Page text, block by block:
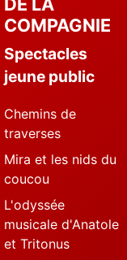
COMPAGNIE
Spectacles
jeune public
Chemins de
traverses
Mira et les nids du
coucou
L'odyssée
musicale d'Anatole
et Tritonus